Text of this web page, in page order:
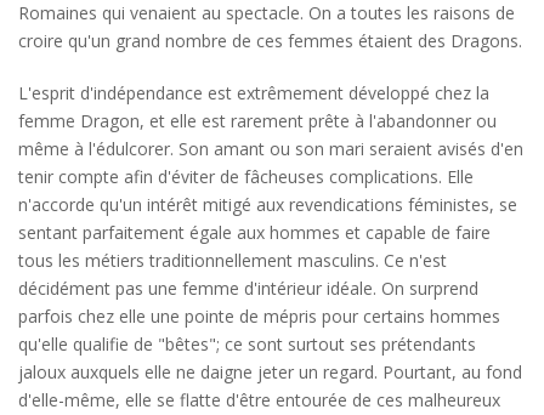
Romaines qui venaient au spectacle. On a toutes les raisons de
croire qu'un grand nombre de ces femmes étaient des Dragons.
L'esprit d'indépendance est extrêmement développé chez la
femme Dragon, et elle est rarement prête à l'abandonner ou
même à l'édulcorer. Son amant ou son mari seraient avisés d'en
tenir compte afin d'éviter de fâcheuses complications. Elle
n'accorde qu'un intérêt mitigé aux revendications féministes, se
sentant parfaitement égale aux hommes et capable de faire
tous les métiers traditionnellement masculins. Ce n'est
décidément pas une femme d'intérieur idéale. On surprend
parfois chez elle une pointe de mépris pour certains hommes
qu'elle qualifie de "bêtes"; ce sont surtout ses prétendants
jaloux auxquels elle ne daigne jeter un regard. Pourtant, au fond
d'elle-même, elle se flatte d'être entourée de ces malheureux